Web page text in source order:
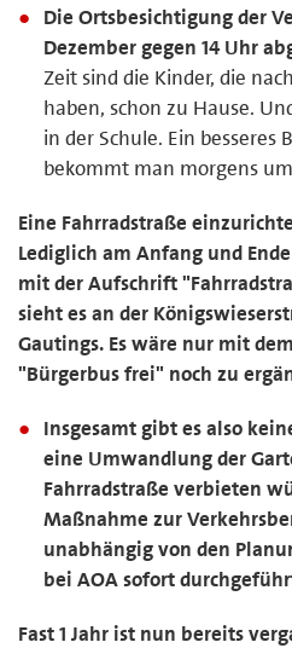
Die Ortsbesichtigung der
Dezember gegen 14 Uhr
Zeit sind die Kinder, die
haben, schon zu Hause.
in der Schule. Ein besseres
bekommt man morgens um
Eine Fahrradstraße
Lediglich am Anfang und
mit der Aufschrift
sieht es an der
Gautings. Es wäre nur mit
"Bürgerbus frei" noch zu
Insgesamt gibt es also
eine Umwandlung der
Fahrradstraße verbieten
Maßnahme zur
unabhängig von den
bei AOA sofort
Fast 1 Jahr ist nun bereits